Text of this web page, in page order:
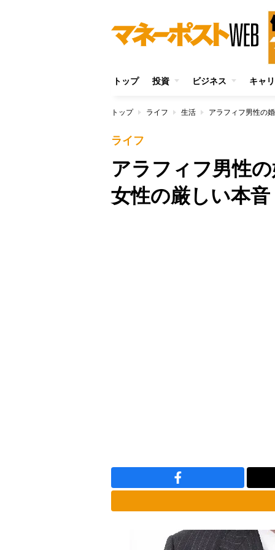
トップ 投資 ビジネス キャ
トップ ライフ 生活 アラフィフ男性の
ライフ
アラフィフ男性
女性の厳しい本音